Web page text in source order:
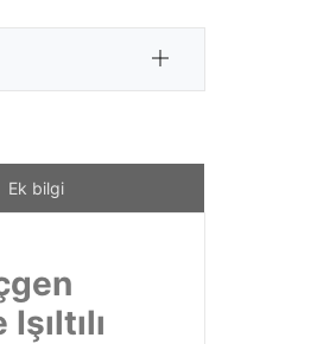
Ek bilgi